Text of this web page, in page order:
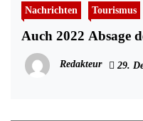
Nachrichten Tourismus
Auch 2022 Absage
Redakteur 29.